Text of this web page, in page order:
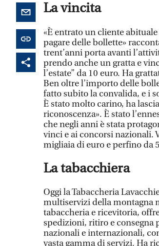
La vincita
«È entrato un cliente
pagare delle bollette»
trent’anni porta avanti
prendo anche un gratta e
l’estate” da 10 euro. Ha
Ben oltre l’importo delle
fatto subito la convalida, e i
È stato molto carino, ha
riconoscenza». È stato
che negli anni è stata
vinci e ai concorsi nazionali.
migliaia di euro e perfino da
La tabacchiera
Oggi la Tabaccheria
multiservizi della montagna
tabaccheria e ricevitoria,
spedizioni, ritiro e consegna
nazionali e internazionali,
vasta gamma di servizi. Ha